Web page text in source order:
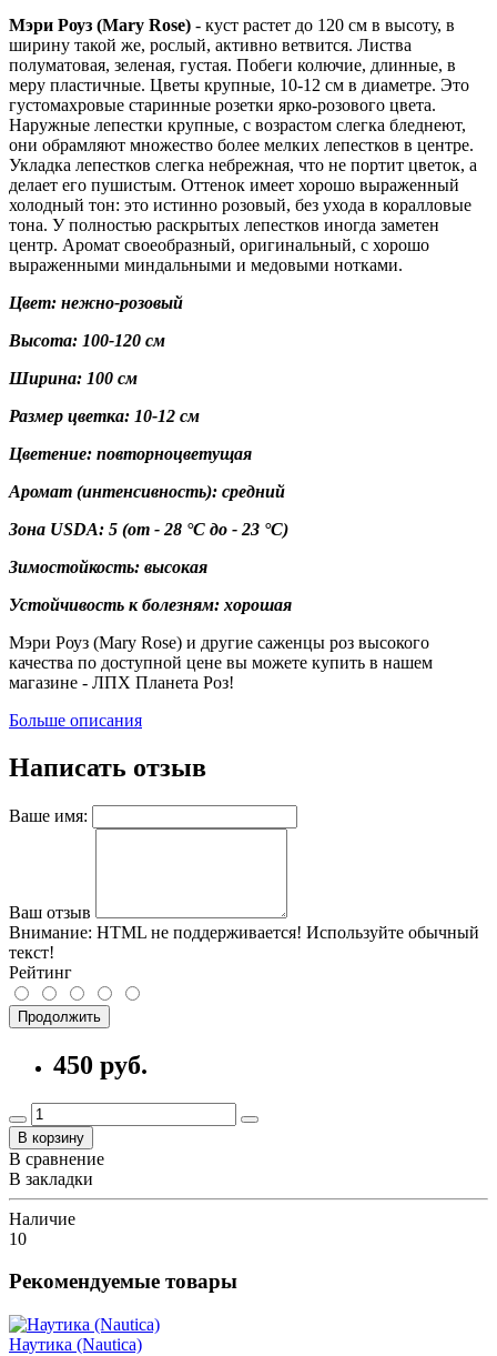
Мэри Роуз (Mary Rose) - куст растет до 120 см в высоту, в
ширину такой же, рослый, активно ветвится. Листва
полуматовая, зеленая, густая. Побеги колючие, длинные, в
меру пластичные. Цветы крупные, 10-12 см в диаметре. Это
густомахровые старинные розетки ярко-розового цвета.
Наружные лепестки крупные, с возрастом слегка бледнеют,
они обрамляют множество более мелких лепестков в центре.
Укладка лепестков слегка небрежная, что не портит цветок, а
делает его пушистым. Оттенок имеет хорошо выраженный
холодный тон: это истинно розовый, без ухода в коралловые
тона. У полностью раскрытых лепестков иногда заметен
центр. Аромат своеобразный, оригинальный, с хорошо
выраженными миндальными и медовыми нотками.
Цвет: нежно-розовый
Высота: 100-120 см
Ширина: 100 см
Размер цветка: 10-12 см
Цветение: повторноцветущая
Аромат (интенсивность): средний
Зона USDA: 5 (от - 28 °C до - 23 °C)
Зимостойкость: высокая
Устойчивость к болезням: хорошая
Мэри Роуз (Mary Rose) и другие саженцы роз высокого
качества по доступной цене вы можете купить в нашем
магазине - ЛПХ Планета Роз!
Больше описания
Написать отзыв
Ваше имя:
Ваш отзыв
Внимание: HTML не поддерживается! Используйте обычный
текст!
Рейтинг
Продолжить
450 руб.
В корзину
В сравнение
В закладки
Наличие
10
Рекомендуемые товары
Наутика (Nautica)